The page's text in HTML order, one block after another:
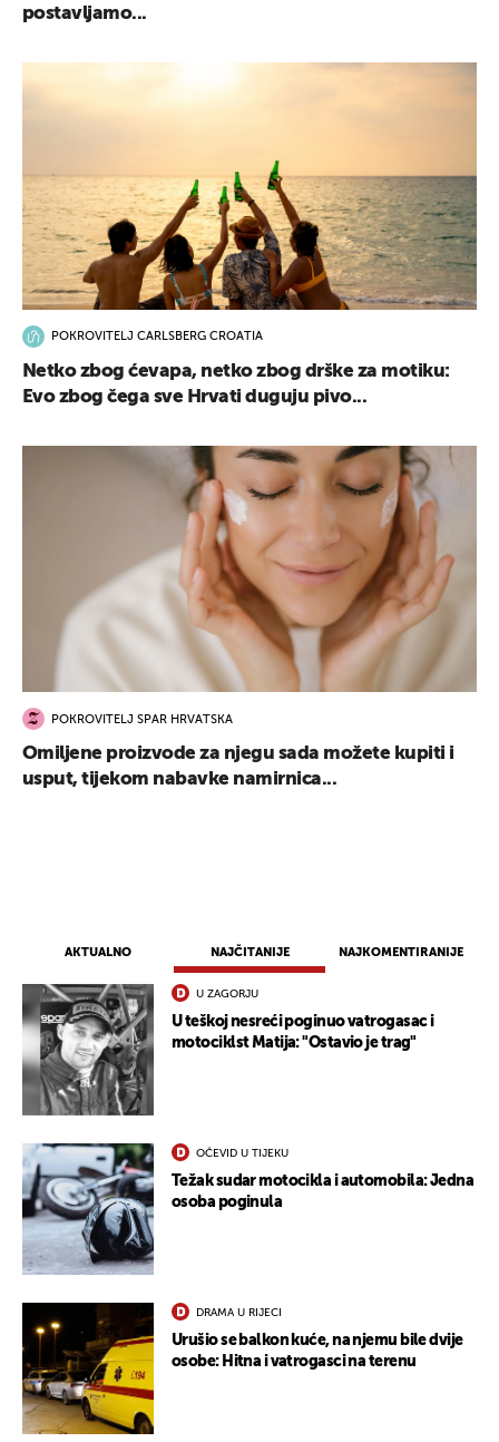
AKTUALNO NAJČITANIJE NAJKOMENTIRANIJE
U ZAGORJU
U teškoj nesreći poginuo vatrogasac i
motociklst Matija: "Ostavio je trag"
OČEVID U TIJEKU
Težak sudar motocikla i automobila: Jedna
osoba poginula
DRAMA U RIJECI
Urušio se balkon kuće, na njemu bile dvije
osobe: Hitna i vatrogasci na terenu
postavljamo...
POKROVITELJ CARLSBERG CROATIA
Netko zbog ćevapa, netko zbog drške za motiku:
Evo zbog čega sve Hrvati duguju pivo...
POKROVITELJ SPAR HRVATSKA
Omiljene proizvode za njegu sada možete kupiti i
usput, tijekom nabavke namirnica...